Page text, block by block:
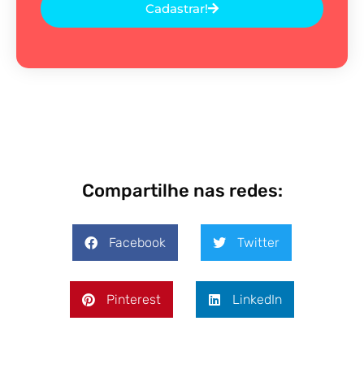
Cadastrar!
Compartilhe nas redes:
Facebook Twitter
Pinterest LinkedIn